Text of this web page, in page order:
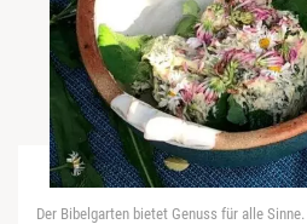
Der Bibelgarten bietet Genuss für alle